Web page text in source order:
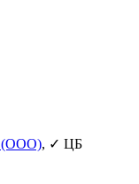
(ООО), ✓ ЦБ